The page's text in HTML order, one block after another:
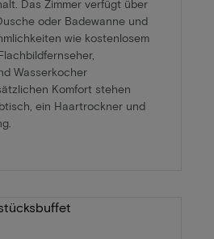
Das Zimmer verfügt über
oder Badewanne und
wie kostenlosem
Wasserkocher
Komfort stehen
ein Haartrockner und